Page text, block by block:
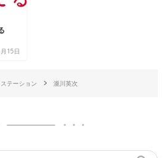
15日
テーション 瀧川英次